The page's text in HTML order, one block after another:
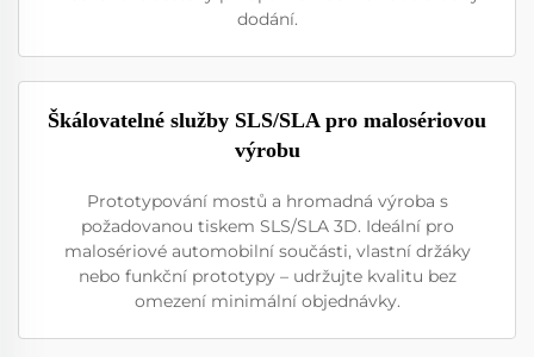
dodání.
Škálovatelné služby SLS/SLA pro malosériovou
výrobu
Prototypování mostů a hromadná výroba s
požadovanou tiskem SLS/SLA 3D. Ideální pro
malosériové automobilní součásti, vlastní držáky
nebo funkční prototypy – udržujte kvalitu bez
omezení minimální objednávky.